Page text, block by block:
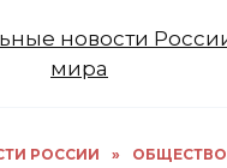
РОССИИ » ОБЩЕСТВО